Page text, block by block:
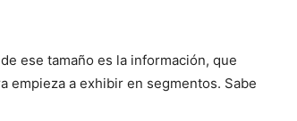
ese tamaño es la información, que
empieza a exhibir en segmentos. Sabe